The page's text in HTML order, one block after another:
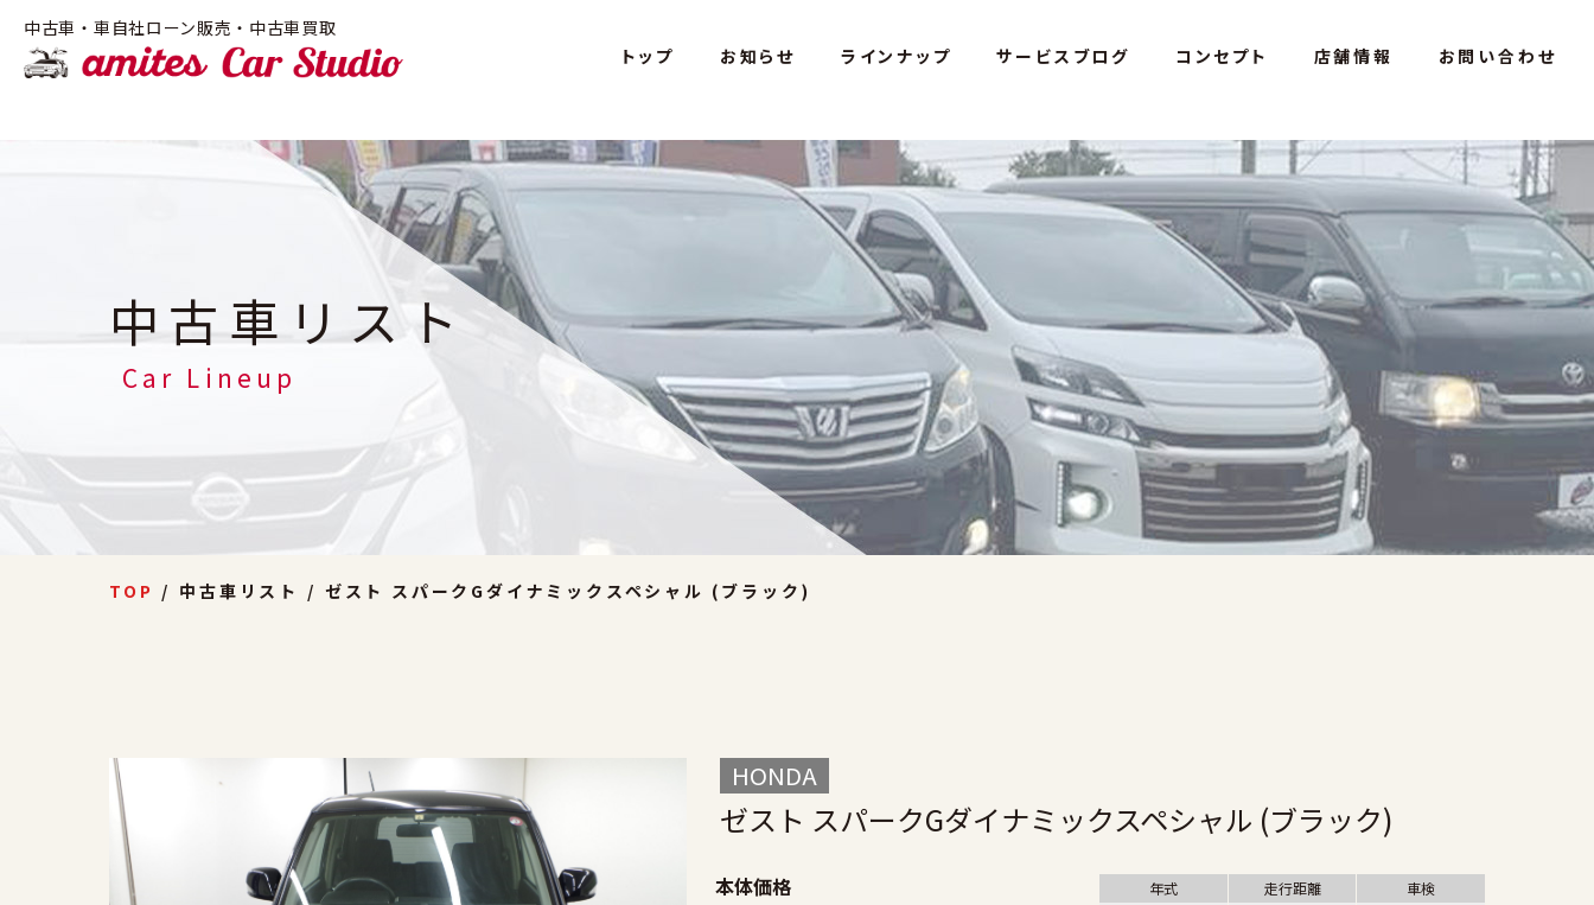
中古車・車自社ローン販売・中古車買取
amites Car Studio - アミテス カースタジオ
トップ お知らせ ラインナップ サービスブログ コンセプト 店舗情報 お問い合わせ
中古車リスト
Car Lineup
TOP 中古車リスト ゼスト スパークGダイナミックスペシャル (ブラック)
HONDA
ゼスト スパークGダイナミックスペシャル (ブラック)
本体価格 年式 走行距離 車検